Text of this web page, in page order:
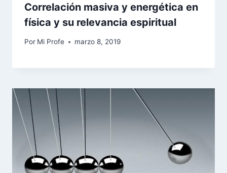
Correlación masiva y energética en
física y su relevancia espiritual
Por Mi Profe marzo 8, 2019